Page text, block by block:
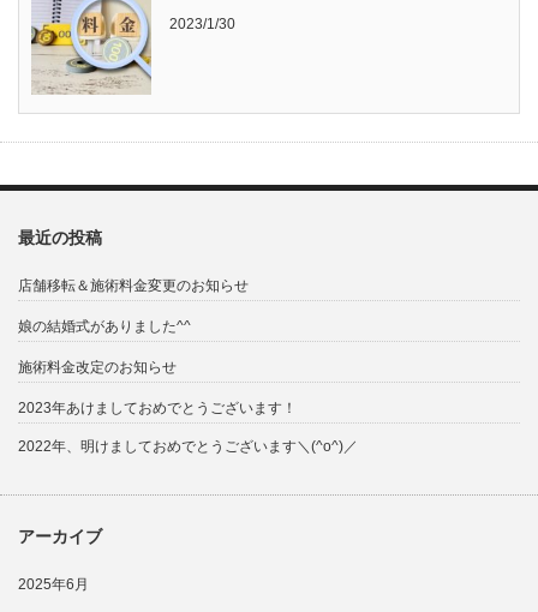
2023/1/30
最近の投稿
店舗移転＆施術料金変更のお知らせ
娘の結婚式がありました^^
施術料金改定のお知らせ
2023年あけましておめでとうございます！
2022年、明けましておめでとうございます＼(^o^)／
アーカイブ
2025年6月